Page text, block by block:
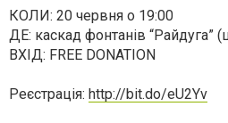
КОЛИ: 20 червня о 19:00
ДЕ: каскад фонтанів “Райдуга”
ВХІД: FREE DONATION
Реєстрація: http://bit.do/eU2Yv